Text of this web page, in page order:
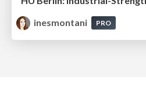
inesmontani
PRO